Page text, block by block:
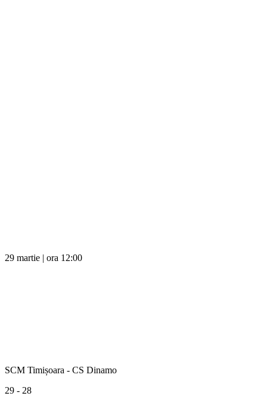
29 martie | ora 12:00
SCM Timișoara - CS Dinamo
29 - 28